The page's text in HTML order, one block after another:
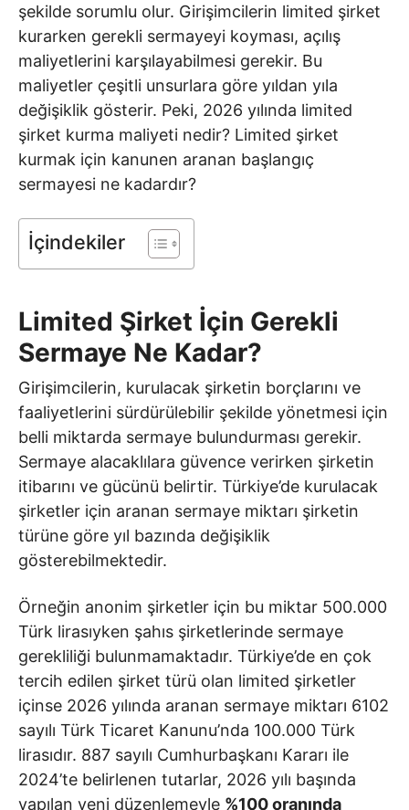
şekilde sorumlu olur. Girişimcilerin limited şirket
kurarken gerekli sermayeyi koyması, açılış
maliyetlerini karşılayabilmesi gerekir. Bu
maliyetler çeşitli unsurlara göre yıldan yıla
değişiklik gösterir. Peki, 2026 yılında limited
şirket kurma maliyeti nedir? Limited şirket
kurmak için kanunen aranan başlangıç
sermayesi ne kadardır?
İçindekiler
Limited Şirket İçin Gerekli
Sermaye Ne Kadar?
Girişimcilerin, kurulacak şirketin borçlarını ve
faaliyetlerini sürdürülebilir şekilde yönetmesi için
belli miktarda sermaye bulundurması gerekir.
Sermaye alacaklılara güvence verirken şirketin
itibarını ve gücünü belirtir. Türkiye’de kurulacak
şirketler için aranan sermaye miktarı şirketin
türüne göre yıl bazında değişiklik
gösterebilmektedir.
Örneğin anonim şirketler için bu miktar 500.000
Türk lirasıyken şahıs şirketlerinde sermaye
gerekliliği bulunmamaktadır. Türkiye’de en çok
tercih edilen şirket türü olan limited şirketler
içinse 2026 yılında aranan sermaye miktarı 6102
sayılı Türk Ticaret Kanunu’nda 100.000 Türk
lirasıdır. 887 sayılı Cumhurbaşkanı Kararı ile
2024’te belirlenen tutarlar, 2026 yılı başında
yapılan yeni düzenlemeyle %100 oranında